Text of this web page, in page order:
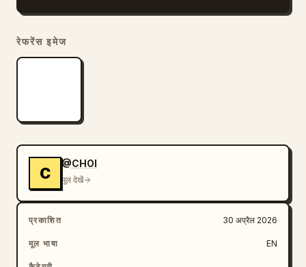
रेफरेंस इमेज
C
@CHOI
मूल देखें
प्रकाशित 30 अप्रैल 2026
मूल भाषा EN